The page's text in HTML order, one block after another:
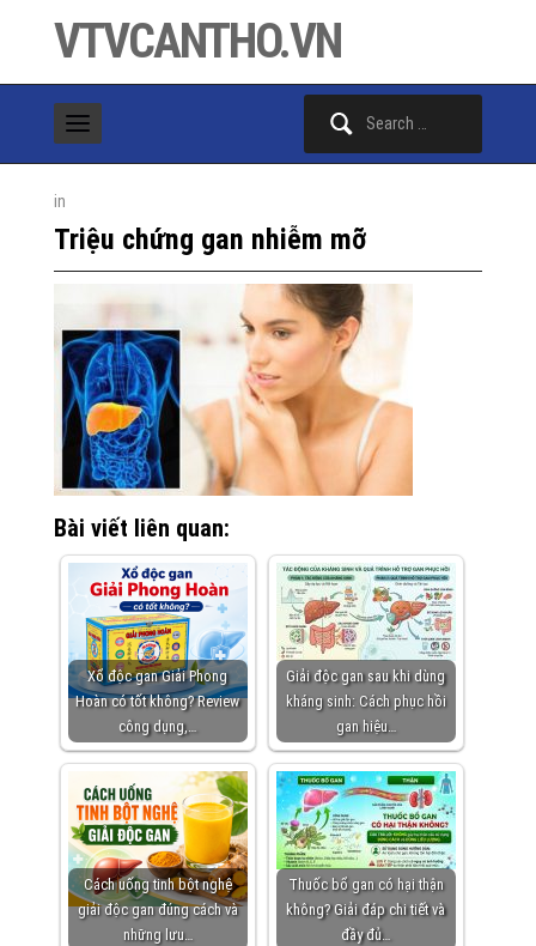
VTVCANTHO.VN
in
Triệu chứng gan nhiễm mỡ
Bài viết liên quan:
Xổ độc gan Giải Phong
Hoàn có tốt không? Review
công dụng,…
Giải độc gan sau khi dùng
kháng sinh: Cách phục hồi
gan hiệu…
Cách uống tinh bột nghệ
giải độc gan đúng cách và
những lưu…
Thuốc bổ gan có hại thận
không? Giải đáp chi tiết và
đầy đủ…